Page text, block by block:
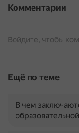
Комментарии
Войдите, чтобы
Ещё по теме
В чем